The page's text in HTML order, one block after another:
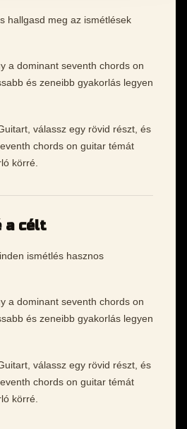
hallgasd meg az ismétlések
a dominant seventh chords on
és zeneibb gyakorlás legyen
válassz egy rövid részt, és
chords on guitar témát
körré.
a célt
ismétlés hasznos
a dominant seventh chords on
és zeneibb gyakorlás legyen
válassz egy rövid részt, és
chords on guitar témát
körré.